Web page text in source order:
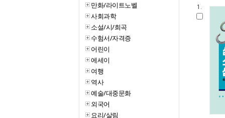
만화/라이트노벨
사회과학
소설/시/희곡
수험서/자격증
어린이
에세이
여행
역사
예술/대중문화
외국어
요리/살림
1.